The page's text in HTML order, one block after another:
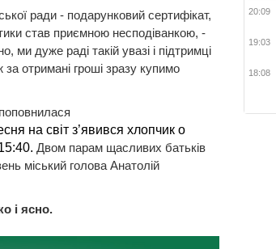
ради - подарунковий сертифікат,
став приємною несподіванкою, -
ми дуже раді такій увазі і підтримці
отримані гроші зразу купимо
на світ з’явився хлопчик о
Двом парам щасливих батьків
міський голова Анатолій
і ясно.
20:09
19:03
18:08